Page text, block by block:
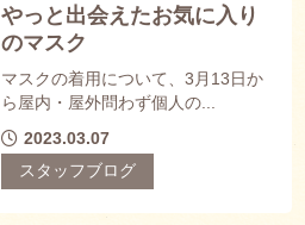
やっと出会えたお気に入り
のマスク
マスクの着用について、3月13日か
ら屋内・屋外問わず個人の...
2023.03.07
スタッフブログ